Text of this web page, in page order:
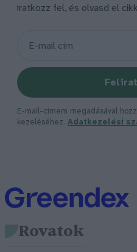
iratkozz fel, és olvasd el
E-mail-címem megadásával
kezeléséhez. Adatkezelési
Rovatok